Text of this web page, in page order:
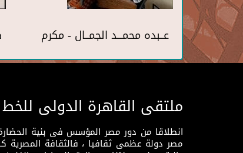
عــبده محمـــد الجمــال - مكرم
ملتقى القاهرة الدولى
انطلاقا من دور مصر المؤسس فى بنية الحضارة
مصر دولة عظمى ثقافيا ، فالثقافة